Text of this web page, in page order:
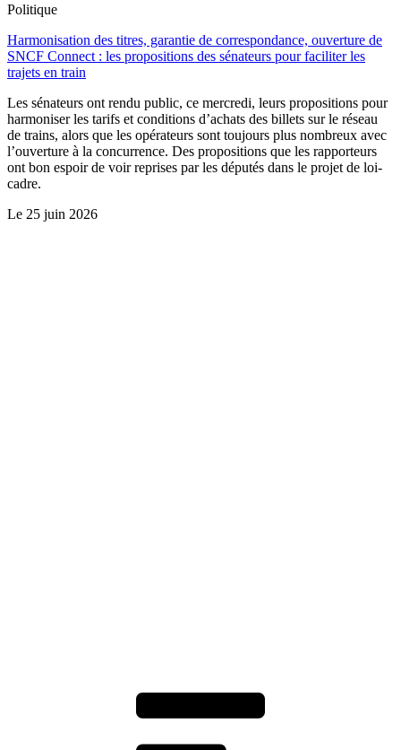
Politique
Harmonisation des titres, garantie de correspondance, ouverture de
SNCF Connect : les propositions des sénateurs pour faciliter les
trajets en train
Les sénateurs ont rendu public, ce mercredi, leurs propositions pour
harmoniser les tarifs et conditions d’achats des billets sur le réseau
de trains, alors que les opérateurs sont toujours plus nombreux avec
l’ouverture à la concurrence. Des propositions que les rapporteurs
ont bon espoir de voir reprises par les députés dans le projet de loi-
cadre.
Le 25 juin 2026